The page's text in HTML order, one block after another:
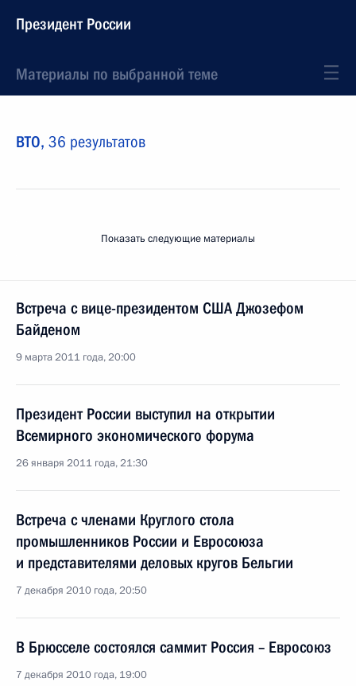
Президент России
Материалы по выбранной теме
ВТО, 36 результатов
Показать следующие материалы
Встреча с вице-президентом США Джозефом
Байденом
9 марта 2011 года, 20:00
Президент России выступил на открытии
Всемирного экономического форума
26 января 2011 года, 21:30
Встреча с членами Круглого стола
промышленников России и Евросоюза
и представителями деловых кругов Бельгии
7 декабря 2010 года, 20:50
В Брюсселе состоялся саммит Россия – Евросоюз
7 декабря 2010 года, 19:00